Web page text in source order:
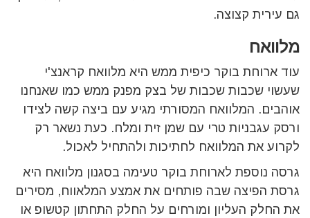
גם עירית קצוצה.
מלוואח
עוד ארוחת בוקר כיפית ממש היא מלוואח קראנצ'י
שעשוי שכבות שכבות של בצק מפנק ממש כמו שאנחנו
אוהבים. המלוואח המסורתי מגיע עם ביצה קשה לצידו
ורסק עגבניות טרי עם שמן זית ומלח. כעת נשאר רק
לקרוע את המלוואח לחתיכות ולהתחיל לאכול.
גרסה נוספת לארוחת בוקר טעימה בסגנון מלוואח היא
גרסת הפיצה שבה פותחים את אמצע המלאווח, מסירים
את החלק העליון ומורחים על החלק התחתון קטשופ או